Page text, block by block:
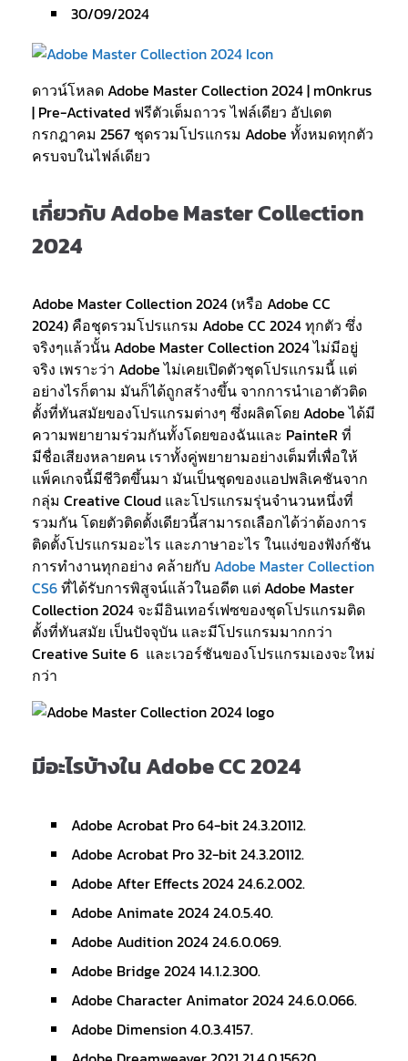
30/09/2024
ดาวน์โหลด Adobe Master Collection 2024 | m0nkrus
| Pre-Activated ฟรีตัวเต็มถาวร ไฟล์เดียว อัปเดต
กรกฎาคม 2567 ชุดรวมโปรแกรม Adobe ทั้งหมดทุกตัว
ครบจบในไฟล์เดียว
เกี่ยวกับ Adobe Master Collection
2024
Adobe Master Collection 2024 (หรือ Adobe CC
2024) คือชุดรวมโปรแกรม Adobe CC 2024 ทุกตัว ซึ่ง
จริงๆแล้วนั้น Adobe Master Collection 2024 ไม่มีอยู่
จริง เพราะว่า Adobe ไม่เคยเปิดตัวชุดโปรแกรมนี้ แต่
อย่างไรก็ตาม มันก็ได้ถูกสร้างขึ้น จากการนำเอาตัวติด
ตั้งที่ทันสมัยของโปรแกรมต่างๆ ซึ่งผลิตโดย Adobe ได้มี
ความพยายามร่วมกันทั้งโดยของฉันและ PainteR ที่
มีชื่อเสียงหลายคน เราทั้งคู่พยายามอย่างเต็มที่เพื่อให้
แพ็คเกจนี้มีชีวิตขึ้นมา มันเป็นชุดของแอปพลิเคชันจาก
กลุ่ม Creative Cloud และโปรแกรมรุ่นจำนวนหนึ่งที่
รวมกัน โดยตัวติดตั้งเดียวนี้สามารถเลือกได้ว่าต้องการ
ติดตั้งโปรแกรมอะไร และภาษาอะไร ในแง่ของฟังก์ชัน
การทำงานทุกอย่าง คล้ายกับ Adobe Master Collection
CS6ที่ได้รับการพิสูจน์แล้วในอดีต แต่ Adobe Master
Collection 2024 จะมีอินเทอร์เฟซของชุดโปรแกรมติด
ตั้งที่ทันสมัย เป็นปัจจุบัน และมีโปรแกรมมากกว่า
Creative Suite 6 และเวอร์ชันของโปรแกรมเองจะใหม่
กว่า
มีอะไรบ้างใน Adobe CC 2024
Adobe Acrobat Pro 64-bit 24.3.20112.
Adobe Acrobat Pro 32-bit 24.3.20112.
Adobe After Effects 2024 24.6.2.002.
Adobe Animate 2024 24.0.5.40.
Adobe Audition 2024 24.6.0.069.
Adobe Bridge 2024 14.1.2.300.
Adobe Character Animator 2024 24.6.0.066.
Adobe Dimension 4.0.3.4157.